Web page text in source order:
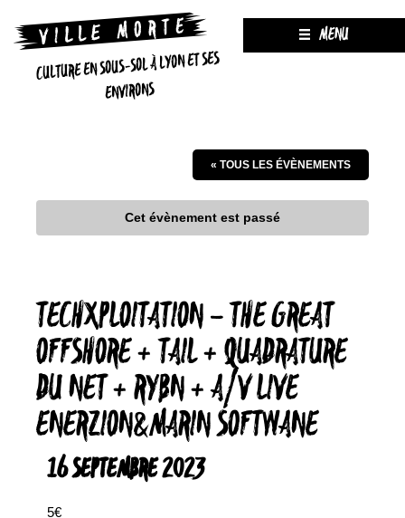
CULTURE EN SOUS-SOL À LYON ET SES
ENVIRONS
MENU
« TOUS LES ÉVÈNEMENTS
Cet évènement est passé
TECHXPLOITATION – THE GREAT
OFFSHORE + TAIL + QUADRATURE
DU NET + RYBN + A/V LIVE
ENERZION&MARIN SOFTWANE
16 SEPTEMBRE 2023
5€